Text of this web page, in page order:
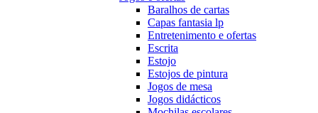
Baralhos de cartas
Capas fantasia lp
Entretenimento e ofertas
Escrita
Estojo
Estojos de pintura
Jogos de mesa
Jogos didácticos